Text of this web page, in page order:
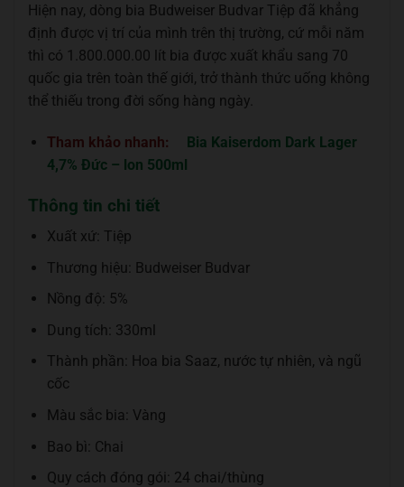
Hiện nay, dòng bia Budweiser Budvar Tiệp đã khẳng
định được vị trí của mình trên thị trường, cứ mỗi năm
thì có 1.800.000.00 lít bia được xuất khẩu sang 70
quốc gia trên toàn thế giới, trở thành thức uống không
thể thiếu trong đời sống hàng ngày.
Tham khảo nhanh:
Bia Kaiserdom Dark Lager
4,7% Đức – lon 500ml
Thông tin chi tiết
Xuất xứ: Tiệp
Thương hiệu: Budweiser Budvar
Nồng độ: 5%
Dung tích: 330ml
Thành phần: Hoa bia Saaz, nước tự nhiên, và ngũ
cốc
Màu sắc bia: Vàng
Bao bì: Chai
Quy cách đóng gói: 24 chai/thùng